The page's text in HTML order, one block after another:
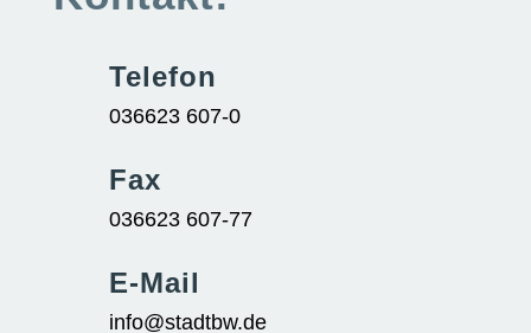
Telefon
036623 607-0
Fax
036623 607-77
E-Mail
info@stadtbw.de